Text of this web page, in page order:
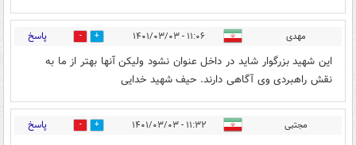
مهدی ۱۱:۰۶ - ۱۴۰۱/۰۳/۰۳ 1 پاسخ
این شهید بزرگوار شاید در داخل عنوان نشود ولیکن آنها بهتر از ما به
نقش راهبردی وی آگاهی دارند. حیف شهید خدایی
مجتبی ۱۱:۳۲ - ۱۴۰۱/۰۳/۰۳ 1 پاسخ